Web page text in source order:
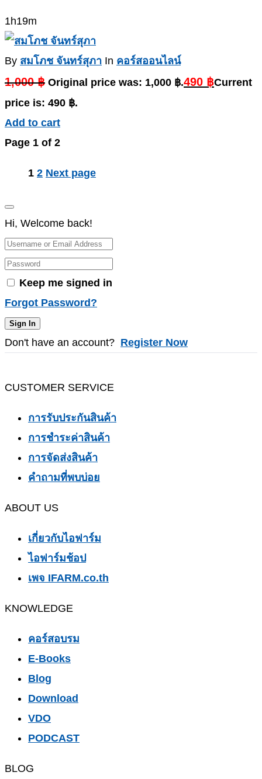
1h19m
By สมโภช จันทร์สุภา In คอร์สออนไลน์
1,000฿ Original price was: 1,000 ฿.490 ฿Current
price is: 490 ฿.
Add to cart
Page 1 of 2
1 2 Next page
Hi, Welcome back!
Keep me signed in
Forgot Password?
Sign In
Don't have an account? Register Now
CUSTOMER SERVICE
การรับประกันสินค้า
การชำระค่าสินค้า
การจัดส่งสินค้า
คำถามที่พบบ่อย
ABOUT US
เกี่ยวกับไอฟาร์ม
ไอฟาร์มช้อป
เพจ IFARM.co.th
KNOWLEDGE
คอร์สอบรม
E-Books
Blog
Download
VDO
PODCAST
BLOG